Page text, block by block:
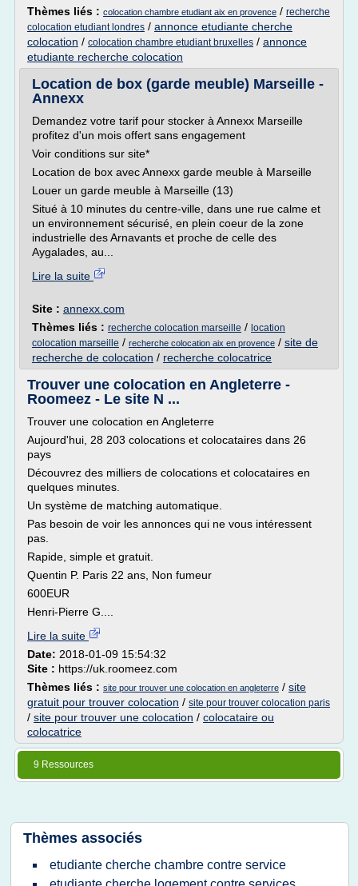
Thèmes liés : colocation chambre etudiant aix en provence / recherche
colocation etudiant londres / annonce etudiante cherche
colocation / colocation chambre etudiant bruxelles / annonce
etudiante recherche colocation
Location de box (garde meuble) Marseille -
Annexx
Demandez votre tarif pour stocker à Annexx Marseille
profitez d'un mois offert sans engagement
Voir conditions sur site*
Location de box avec Annexx garde meuble à Marseille
Louer un garde meuble à Marseille (13)
Situé à 10 minutes du centre-ville, dans une rue calme et
un environnement sécurisé, en plein coeur de la zone
industrielle des Arnavants et proche de celle des
Aygalades, au...
Lire la suite
Site : annexx.com
Thèmes liés : recherche colocation marseille / location
colocation marseille / recherche colocation aix en provence / site de
recherche de colocation / recherche colocatrice
Trouver une colocation en Angleterre -
Roomeez - Le site N ...
Trouver une colocation en Angleterre
Aujourd'hui, 28 203 colocations et colocataires dans 26
pays
Découvrez des milliers de colocations et colocataires en
quelques minutes.
Un système de matching automatique.
Pas besoin de voir les annonces qui ne vous intéressent
pas.
Rapide, simple et gratuit.
Quentin P. Paris 22 ans, Non fumeur
600EUR
Henri-Pierre G....
Lire la suite
Date: 2018-01-09 15:54:32
Site : https://uk.roomeez.com
Thèmes liés : site pour trouver une colocation en angleterre / site
gratuit pour trouver colocation / site pour trouver colocation paris
/ site pour trouver une colocation / colocataire ou
colocatrice
9 Ressources
Thèmes associés
etudiante cherche chambre contre service